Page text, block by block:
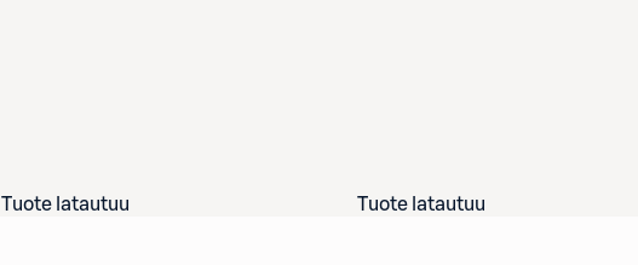
Tuote latautuu Tuote latautuu